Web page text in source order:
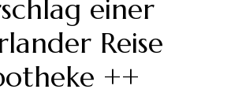
einer
Reise
++